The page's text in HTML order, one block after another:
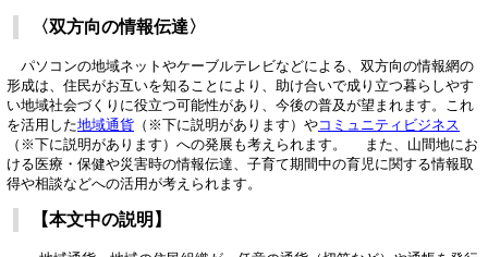
〈双方向の情報伝達〉
パソコンの地域ネットやケーブルテレビなどによる、双方向の情報網の
形成は、住民がお互いを知ることにより、助け合いで成り立つ暮らしやす
い地域社会づくりに役立つ可能性があり、今後の普及が望まれます。これ
を活用した地域通貨 （※下に説明があります）やコミュニティビジネス
（※下に説明があります）への発展も考えられます。 また、山間地にお
ける医療・保健や災害時の情報伝達、子育て期間中の育児に関する情報取
得や相談などへの活用が考えられます。
【本文中の説明】